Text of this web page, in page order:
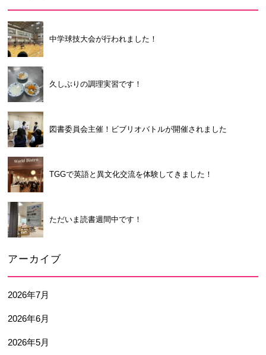
中学球技大会が行われました！
久しぶりの調理実習です！
図書委員会主催！ビブリオバトルが開催されました
TGGで英語と異文化交流を体験してきました！
ただいま読書週間中です！
アーカイブ
2026年7月
2026年6月
2026年5月